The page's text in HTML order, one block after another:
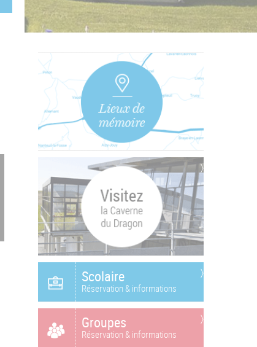
Scolaire
Réservation & informations
Groupes
Réservation & informations